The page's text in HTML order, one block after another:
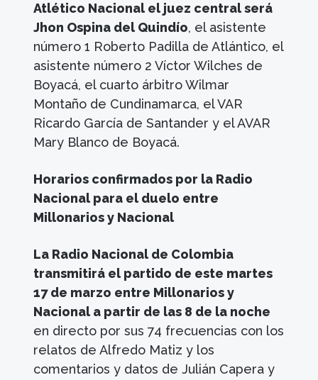
Atlético Nacional el juez central será
Jhon Ospina del Quindío, el asistente
número 1 Roberto Padilla de Atlántico, el
asistente número 2 Víctor Wilches de
Boyacá, el cuarto árbitro Wilmar
Montaño de Cundinamarca, el VAR
Ricardo García de Santander y el AVAR
Mary Blanco de Boyacá.
Horarios confirmados por la Radio
Nacional para el duelo entre
Millonarios y Nacional
La Radio Nacional de Colombia
transmitirá el partido de este martes
17 de marzo entre Millonarios y
Nacional a partir de las 8 de la noche
en directo por sus 74 frecuencias con los
relatos de Alfredo Matiz y los
comentarios y datos de Julián Capera y